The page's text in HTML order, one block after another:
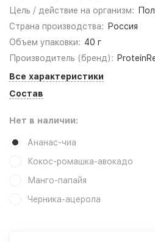
Цель / действие на организм:
Страна производства:
Россия
Объем упаковки: 40 г
Производитель (бренд):
Все характеристики
Состав
Нет в наличии:
Ананас-чиа
Кокос-ромашка-авокадо
Манго-папайя
Черника-ацерола